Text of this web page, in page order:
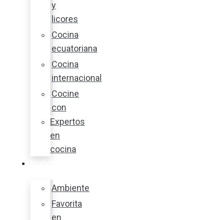
y
licores
Cocina
ecuatoriana
Cocina
internacional
Cocine
con
Expertos
en
cocina
Ambiente
Favorita
en